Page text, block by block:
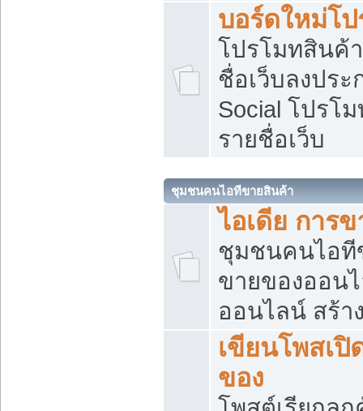
บอร์ดใหม่โ
โปรโมทสินค้
ชื่อเว็บลงปร
Social โปรโ
รายชื่อเว็บ
ชุมชนคนไอทีขายสินค้า
ไอเดีย การ
ชุมชนคนไอที
ขายของออน
ออนไลน์ สร้า
เขียนโพสเปิ
ของ